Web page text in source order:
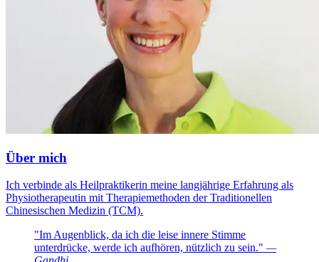
Über mich
Ich verbinde als Heilpraktikerin meine langjährige Erfahrung als
Physiotherapeutin mit Therapiemethoden der Traditionellen
Chinesischen Medizin (TCM).
"Im Augenblick, da ich die leise innere Stimme
unterdrücke, werde ich aufhören, nützlich zu sein." —